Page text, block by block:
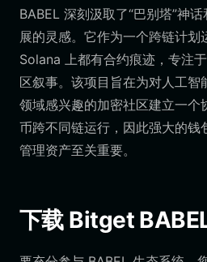
BABEL 深刻汲取了“巴别塔”神
展的灵感。它作为一个跨链计划
Solana 上都有合约痕迹，专注
区叙事。该项目旨在为对人工智
领域感兴趣的加密社区建立一个
币跨不同链运行，因此强大的钱
管理资产至关重要。
下载 Bitget